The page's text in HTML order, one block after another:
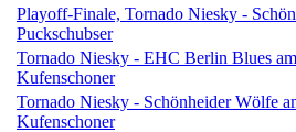
Playoff-Finale, Tornado Niesky -
Puckschubser
Tornado Niesky - EHC Berlin Blues
Kufenschoner
Tornado Niesky - Schönheider Wölfe
Kufenschoner